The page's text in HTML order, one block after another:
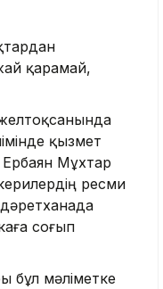
қарамай,
қызмет
Мұхтар
ресми
соғып
бұл мәліметке